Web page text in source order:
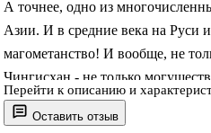
Оставить отзыв
А точнее, одно из
Азии. И в средние века на Руси
магометанство! И вообще, не
Чингисхан - не только
наследник тысячелетних
будущие "просвещенные"
Перейти к описанию и